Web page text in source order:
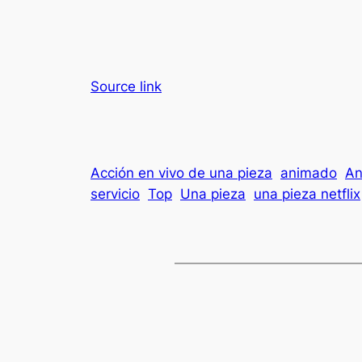
Source link
Acción en vivo de una pieza animado
servicio Top Una pieza una pieza netflix